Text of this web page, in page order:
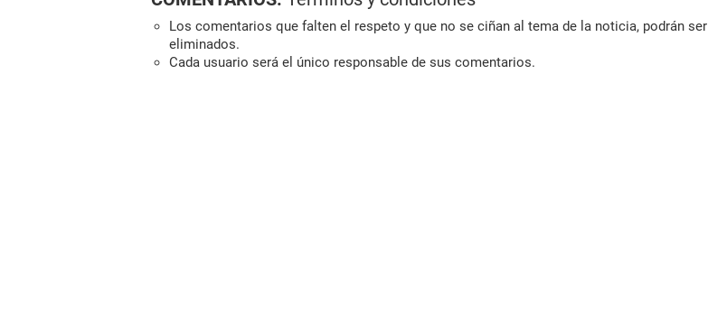
Los comentarios que falten el respeto y que no se ciñan al tema de la noticia, podrán ser
eliminados.
Cada usuario será el único responsable de sus comentarios.